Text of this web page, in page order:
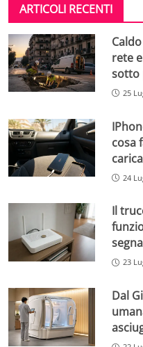
ARTICOLI RECENTI
rete
sotto
25
cosa
24
Il
23
Dal